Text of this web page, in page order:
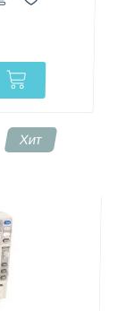
Хит